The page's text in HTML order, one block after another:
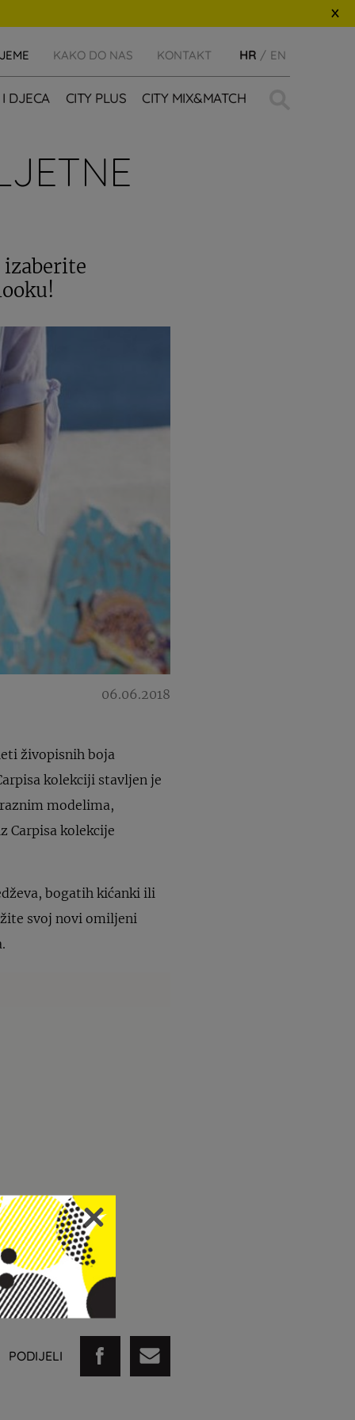
KAKO DO NAS KONTAKT HR EN
DJECA CITY PLUS CITY MIX&MATCH
06.06.2018
živopisnih boja
kolekciji stavljen je
modelima,
Carpisa kolekcije
bogatih kićanki ili
svoj novi omiljeni
PODIJELI